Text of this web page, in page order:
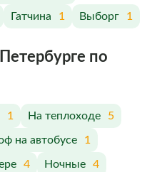
Гатчина 1 Выборг 1
по
1 На теплоходе 5
на автобусе 1
4 Ночные 4